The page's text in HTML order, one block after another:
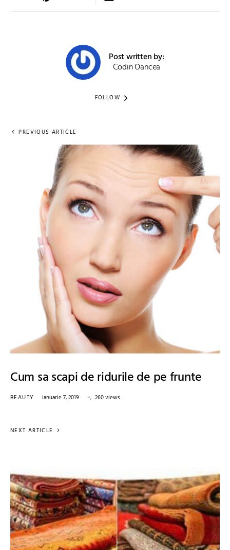
Post written by:
Codin Oancea
FOLLOW
PREVIOUS ARTICLE
Cum sa scapi de ridurile de pe frunte
BEAUTY ianuarie 7, 2019 260 views
NEXT ARTICLE